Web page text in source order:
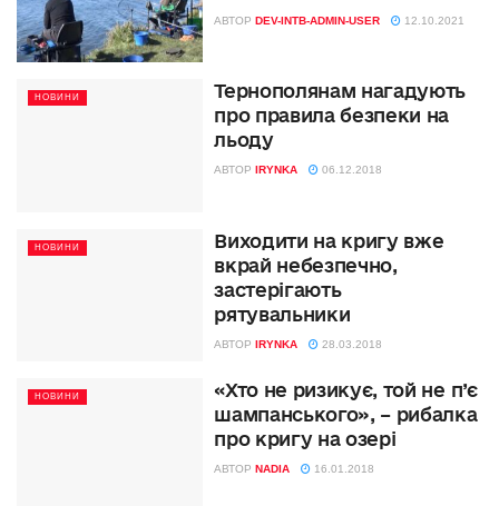
АВТОР DEV-INTB-ADMIN-USER 12.10.2021
НОВИНИ
Тернополянам нагадують
про правила безпеки на
льоду
АВТОР IRYNKA 06.12.2018
НОВИНИ
Виходити на кригу вже
вкрай небезпечно,
застерігають
рятувальники
АВТОР IRYNKA 28.03.2018
НОВИНИ
«Хто не ризикує, той не п’є
шампанського», – рибалка
про кригу на озері
АВТОР NADIA 16.01.2018